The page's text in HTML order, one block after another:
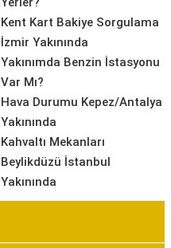
Kent Kart Bakiye Sorgulama
İzmir Yakınında
Yakınımda Benzin İstasyonu
Var Mı?
Hava Durumu Kepez/Antalya
Yakınında
Kahvaltı Mekanları
Beylikdüzü İstanbul
Yakınında